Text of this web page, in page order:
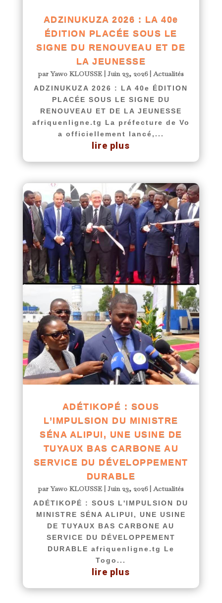
ADZINUKUZA 2026 : LA 40e
ÉDITION PLACÉE SOUS LE
SIGNE DU RENOUVEAU ET DE
LA JEUNESSE
parYawo KLOUSSE |Juin 23, 2026|Actualités
ADZINUKUZA 2026 : LA 40e ÉDITION
PLACÉE SOUS LE SIGNE DU
RENOUVEAU ET DE LA JEUNESSE
afriquenligne.tg La préfecture de Vo
a officiellement lancé,...
lire plus
ADÉTIKOPÉ : SOUS
L’IMPULSION DU MINISTRE
SÉNA ALIPUI, UNE USINE DE
TUYAUX BAS CARBONE AU
SERVICE DU DÉVELOPPEMENT
DURABLE
parYawo KLOUSSE |Juin 23, 2026|Actualités
ADÉTIKOPÉ : SOUS L'IMPULSION DU
MINISTRE SÉNA ALIPUI, UNE USINE
DE TUYAUX BAS CARBONE AU
SERVICE DU DÉVELOPPEMENT
DURABLE afriquenligne.tg Le
Togo...
lire plus